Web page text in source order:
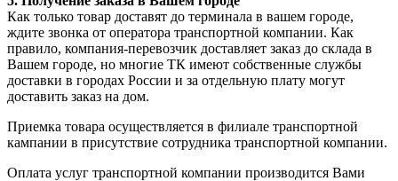
Как только товар доставят до терминала в вашем городе,
ждите звонка от оператора транспортной компании. Как
правило, компания-перевозчик доставляет заказ до склада в
Вашем городе, но многие ТК имеют собственные службы
доставки в городах России и за отдельную плату могут
доставить заказ на дом.
Приемка товара осуществляется в филиале транспортной
кампании в присутствие сотрудника транспортной компании.
Оплата услуг транспортной компании производится Вами